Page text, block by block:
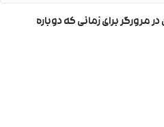
مرورگر برای زمانی که دوباره